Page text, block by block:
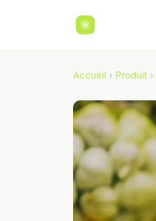
Accueil › Produit ›